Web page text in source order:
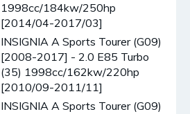
1998cc/184kw/250hp
[2014/04-2017/03]
INSIGNIA A Sports Tourer (G09)
[2008-2017] - 2.0 E85 Turbo
(35) 1998cc/162kw/220hp
[2010/09-2011/11]
INSIGNIA A Sports Tourer (G09)